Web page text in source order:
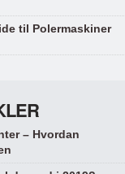
til Polermaskiner
– Hvordan